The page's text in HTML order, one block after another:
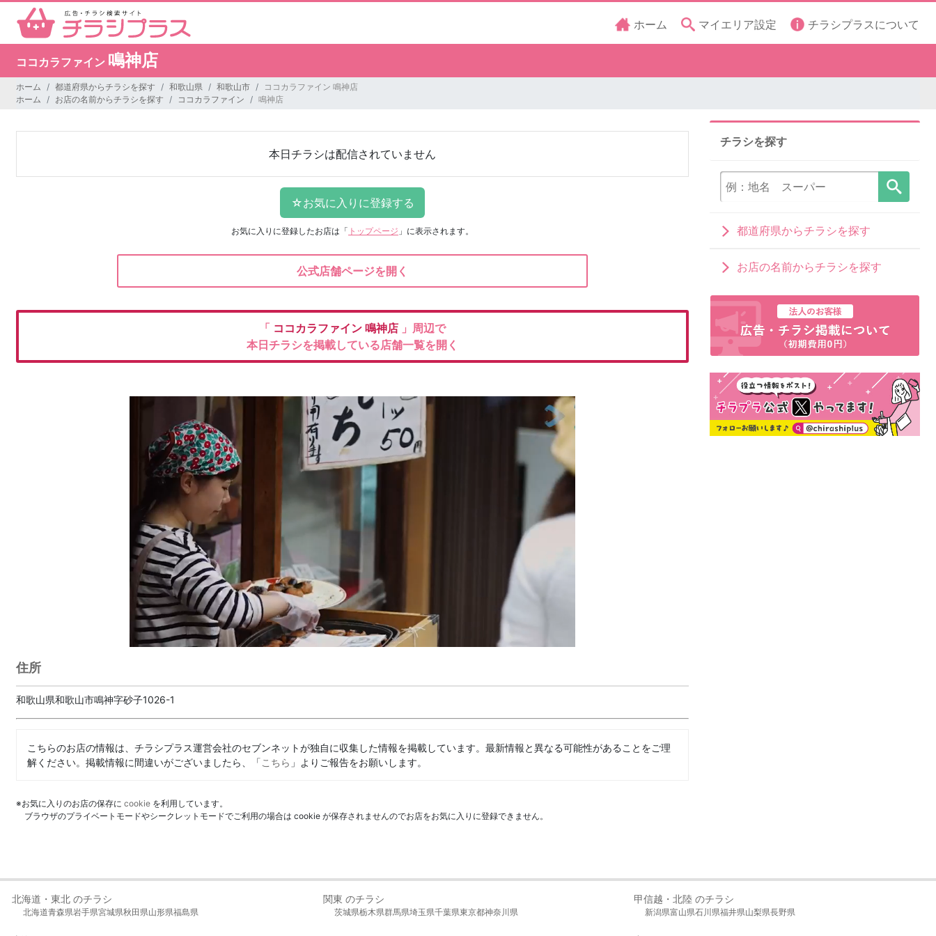
ホーム マイエリア設定 チラシプラスについて
ココカラファイン 鳴神店
ホーム 都道府県からチラシを探す 和歌山県 和歌山市
ココカラファイン 鳴神店
ホーム
お店の名前からチラシを探す ココカラファイン 鳴神店
本日チラシは配信されていません
お気に入りに登録したお店は 「 トップページ 」に表示されます。
公式店舗ページを開く
「 ココカラファイン 鳴神店 」周辺で
本日チラシを掲載している店舗一覧を開く
住所
和歌山県和歌山市鳴神字砂子1026-1
こちらのお店の情報は、チラシプラス運営会社のセブンネットが独自に収集した情報を掲載しています。最新情報と異なる可能性があることをご理
解ください。掲載情報に間違いがございましたら、「こちら 」よりご報告をお願いします。
※お気に入りのお店の保存に cookie を利用しています。
ブラウザのプライベートモードやシークレットモードでご利用の場合は cookie が保存されませんのでお店をお気に入りに登録できません。
チラシを探す
都道府県からチラシを探す
お店の名前からチラシを探す
北海道・東北 のチラシ
北海道青森県岩手県宮城県秋田県山形県福島県
関東 のチラシ
茨城県栃木県群馬県埼玉県千葉県東京都神奈川県
甲信越・北陸 のチラシ
新潟県富山県石川県福井県山梨県長野県